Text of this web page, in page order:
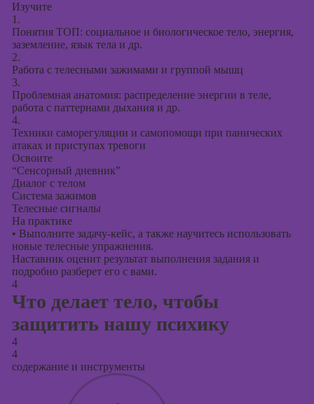
Изучите
1.
Понятия ТОП: социальное и биологическое тело, энергия,
заземление, язык тела и др.
2.
Работа с телесными зажимами и группой мышц
3.
Проблемная анатомия: распределение энергии в теле,
работа с паттернами дыхания и др.
4.
Техники саморегуляции и самопомощи при панических
атаках и приступах тревоги
Освоите
“Сенсорный дневник”
Диалог с телом
Система зажимов
Телесные сигналы
На практике
• Выполните задачу-кейс, а также научитесь использовать
новые телесные упражнения.
Наставник оценит результат выполнения задания и
подробно разберет его с вами.
4
Что делает тело, чтобы
защитить нашу психику
4
4
содержание и инструменты